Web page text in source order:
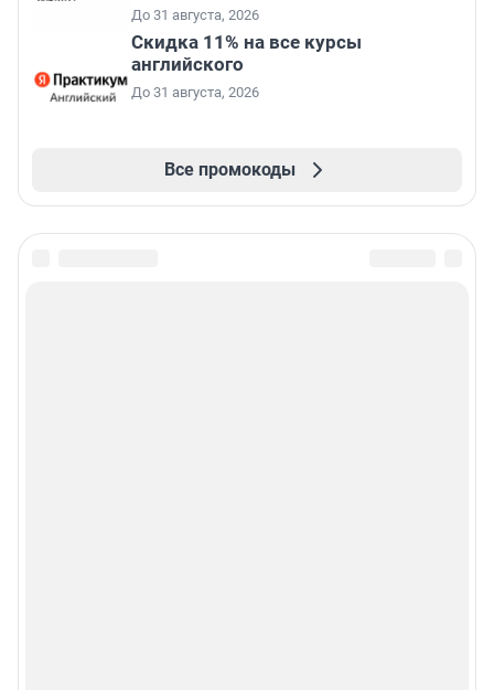
До 31 августа, 2026
Скидка 11% на все курсы
английского
До 31 августа, 2026
Все промокоды